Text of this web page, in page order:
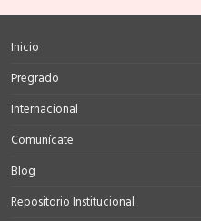
Inicio
Pregrado
Internacional
Comunícate
Blog
Repositorio Institucional